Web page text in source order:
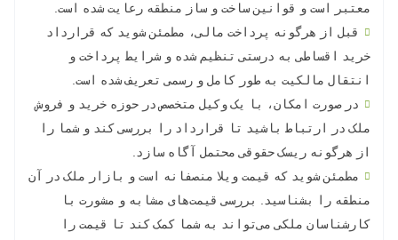
معتبر است و قوانین ساخت و ساز منطقه رعایت شده است.
قبل از هرگونه پرداخت مالی، مطمئن شوید که قرارداد
خرید اقساطی به درستی تنظیم شده و شرایط پرداخت و
انتقال مالکیت به طور کامل و رسمی تعریف شده است.
در صورت امکان، با یک وکیل متخصص در حوزه خرید و فروش
ملک در ارتباط باشید تا قرارداد را بررسی کند و شما را
از هرگونه ریسک حقوقی محتمل آگاه سازد.
مطمئن شوید که قیمت ویلا منصفانه است و بازار ملک در آن
منطقه را بشناسید. بررسی قیمت‌های مشابه و مشورت با
کارشناسان ملکی می‌تواند به شما کمک کند تا قیمت را